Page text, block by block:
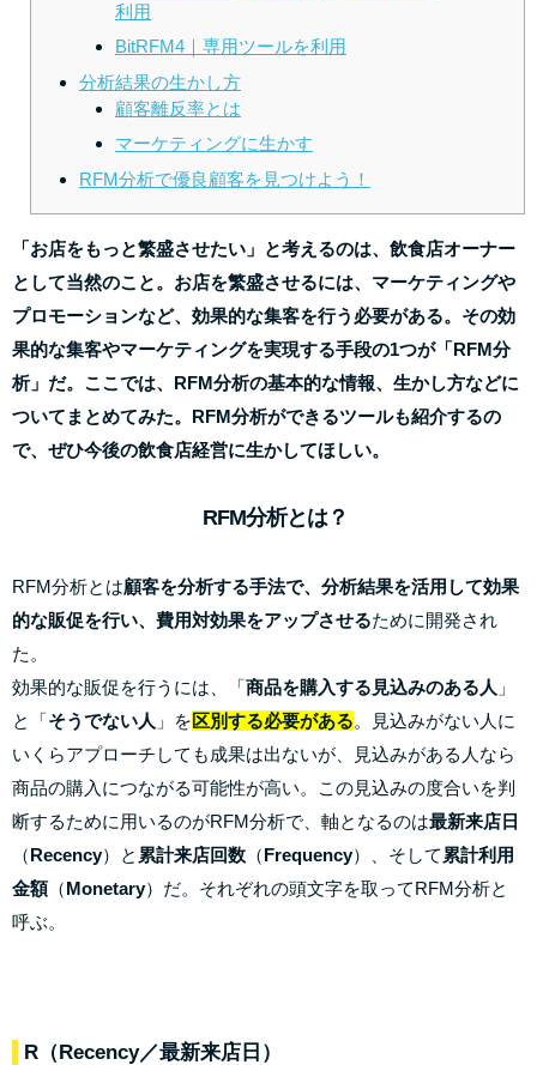
利用
BitRFM4｜専用ツールを利用
分析結果の生かし方
顧客離反率とは
マーケティングに生かす
RFM分析で優良顧客を見つけよう！
「お店をもっと繁盛させたい」と考えるのは、飲食店オーナー
として当然のこと。お店を繁盛させるには、マーケティングや
プロモーションなど、効果的な集客を行う必要がある。その効
果的な集客やマーケティングを実現する手段の1つが「RFM分
析」だ。ここでは、RFM分析の基本的な情報、生かし方などに
ついてまとめてみた。RFM分析ができるツールも紹介するの
で、ぜひ今後の飲食店経営に生かしてほしい。
RFM分析とは？
RFM分析とは顧客を分析する手法で、分析結果を活用して効果
的な販促を行い、費用対効果をアップさせるために開発され
た。
効果的な販促を行うには、「商品を購入する見込みのある人 」
と「そうでない人 」を区別する必要がある。見込みがない人に
いくらアプローチしても成果は出ないが、見込みがある人なら
商品の購入につながる可能性が高い。この見込みの度合いを判
断するために用いるのがRFM分析で、軸となるのは最新来店日
（Recency）と 累計来店回数 （Frequency）、そして 累計利用
金額（Monetary）だ。それぞれの頭文字を取ってRFM分析と
呼ぶ。
R（Recency／最新来店日）